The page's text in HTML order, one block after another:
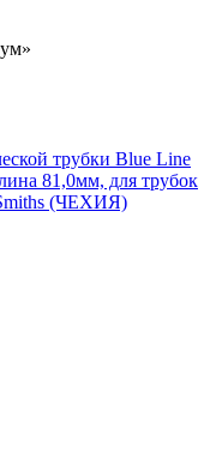
трубки Blue Line
81,0мм, для трубок
Smiths (ЧЕХИЯ)